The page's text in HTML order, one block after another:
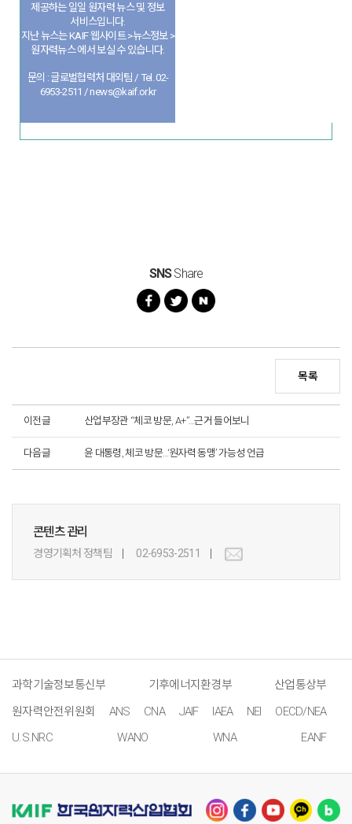
제공하는 일일 원자력 뉴스 및 정보
서비스입니다.
지난 뉴스는 KAIF 웹사이트 >뉴스정보 >
원자력뉴스 에서 보실 수 있습니다.
문의 : 글로벌협력처 대외팀 / Tel. 02-
6953-2511 / news@kaif.or.kr
SNSShare
목록
이전글 산업부장관 “체코 방문, A+”…근거 들어보니
다음글 윤 대통령, 체코 방문…‘원자력 동맹’ 가능성 언급
콘텐츠 관리
경영기획처 정책팀 02-6953-2511
과학기술정보통신부 기후에너지환경부
산업통상부
원자력안전위원회
ANS CNA JAIF IAEA NEI
OECD/NEA
U.S.NRC
WANO WNA EANF